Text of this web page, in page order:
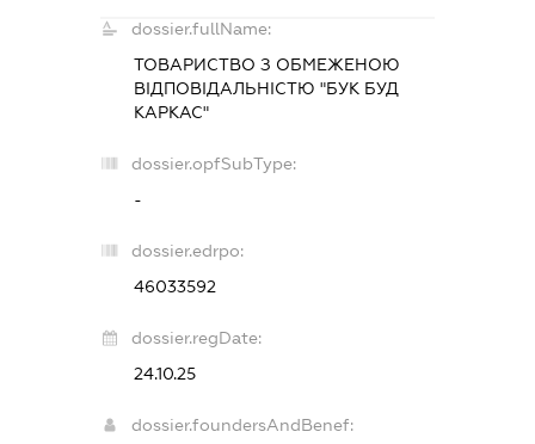
dossier.fullName:
ТОВАРИСТВО З ОБМЕЖЕНОЮ
ВІДПОВІДАЛЬНІСТЮ "БУК БУД
КАРКАС"
dossier.opfSubType:
-
dossier.edrpo:
46033592
dossier.regDate:
24.10.25
dossier.foundersAndBenef: